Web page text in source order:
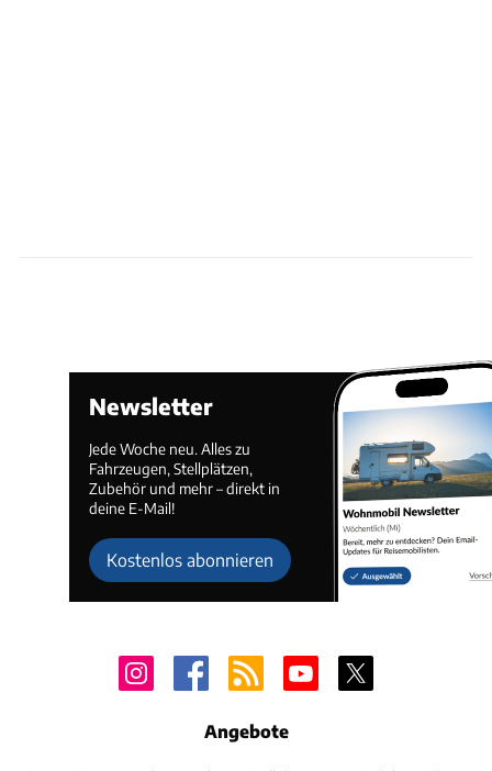
Newsletter
Jede Woche neu. Alles zu
Fahrzeugen, Stellplätzen,
Zubehör und mehr – direkt in
deine E-Mail!
Kostenlos abonnieren
Angebote